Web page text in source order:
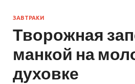
ЗАВТРАКИ
Творожная
манкой на
духовке